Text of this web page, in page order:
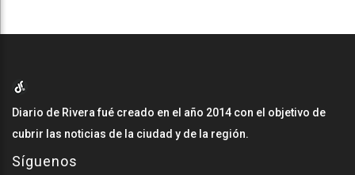
Diario de Rivera fué creado en el año 2014 con el objetivo de
cubrir las noticias de la ciudad y de la región.
Síguenos